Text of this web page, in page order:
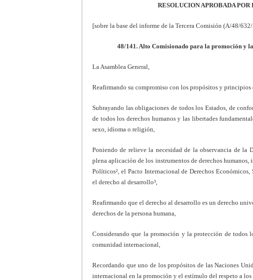
RESOLUCION APROBADA
[sobre la base del informe de la Tercera Comisión (A/48/
48/141. Alto Comisionado para la promoción y
La Asamblea General,
Reafirmando su compromiso con los propósitos y principios
Subrayando las obligaciones de todos los Estados, de
de todos los derechos humanos y las libertades
sexo, idioma o religión,
Poniendo de relieve la necesidad de la observancia de la
plena aplicación de los instrumentos de derechos
Políticos², el Pacto Internacional de Derechos
el derecho al desarrollo³,
Reafirmando que el derecho al desarrollo es un derecho
derechos de la persona humana,
Considerando que la promoción y la protección de todos
comunidad internacional,
Recordando que uno de los propósitos de las Naciones
internacional en la promoción y el estímulo del respeto a los